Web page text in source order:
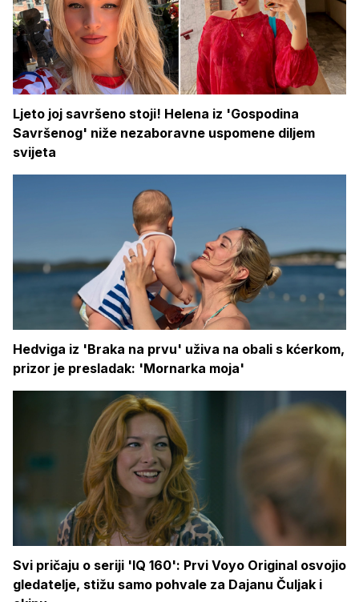
Ljeto joj savršeno stoji! Helena iz 'Gospodina
Savršenog' niže nezaboravne uspomene diljem
svijeta
Hedviga iz 'Braka na prvu' uživa na obali s kćerkom,
prizor je presladak: 'Mornarka moja'
Svi pričaju o seriji 'IQ 160': Prvi Voyo Original osvojio
gledatelje, stižu samo pohvale za Dajanu Čuljak i